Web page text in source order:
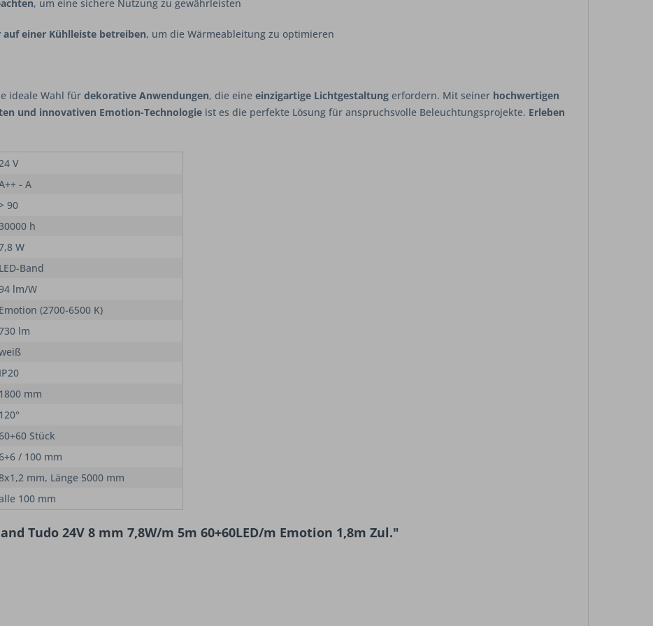
, um eine sichere Nutzung zu gewährleisten
einer Kühlleiste betreiben, um die Wärmeableitung zu optimieren
ideale Wahl für dekorative Anwendungen, die eine einzigartige Lichtgestaltung erfordern. Mit seiner hochwertigen
und innovativen Emotion-Technologie ist es die perfekte Lösung für anspruchsvolle Beleuchtungsprojekte. Erleben
V
- A
90
h
W
LED-Band
lm/W
Emotion (2700-6500 K)
lm
IP20
1800 mm
120°
Stück
/ 100 mm
mm, Länge 5000 mm
100 mm
Tudo 24V 8 mm 7,8W/m 5m 60+60LED/m Emotion 1,8m Zul."